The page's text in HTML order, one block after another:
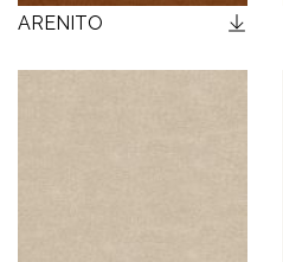
ARENITO